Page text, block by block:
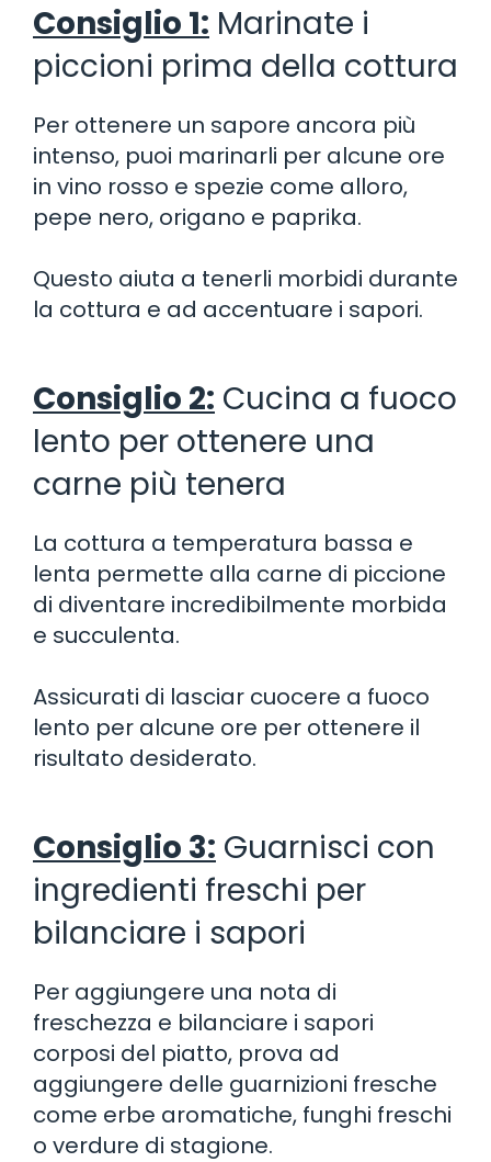
Consiglio 1: Marinate i
piccioni prima della cottura
Per ottenere un sapore ancora più
intenso, puoi marinarli per alcune ore
in vino rosso e spezie come alloro,
pepe nero, origano e paprika.
Questo aiuta a tenerli morbidi durante
la cottura e ad accentuare i sapori.
Consiglio 2: Cucina a fuoco
lento per ottenere una
carne più tenera
La cottura a temperatura bassa e
lenta permette alla carne di piccione
di diventare incredibilmente morbida
e succulenta.
Assicurati di lasciar cuocere a fuoco
lento per alcune ore per ottenere il
risultato desiderato.
Consiglio 3: Guarnisci con
ingredienti freschi per
bilanciare i sapori
Per aggiungere una nota di
freschezza e bilanciare i sapori
corposi del piatto, prova ad
aggiungere delle guarnizioni fresche
come erbe aromatiche, funghi freschi
o verdure di stagione.